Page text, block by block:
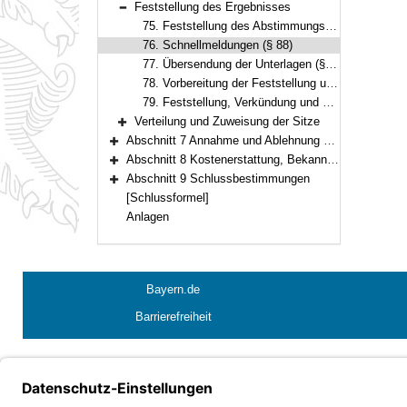
Bereich reduzieren
Feststellung des Ergebnisses
75. Feststellung des Abstimmungsergebnisses (§ 87)
76. Schnellmeldungen (§ 88)
77. Übersendung der Unterlagen (§ 89)
78. Vorbereitung der Feststellung und Verkündung des vorläufigen Wahlergebnisses (Art. 19 Abs. 3, § 90)
79. Feststellung, Verkündung und Bekanntmachung des abschließenden Wahlergebnisses (Art. 19 Abs. 3, § 92)
Bereich erweitern
Verteilung und Zuweisung der Sitze
Bereich erweitern
Abschnitt 7 Annahme und Ablehnung der Wahl
Bereich erweitern
Abschnitt 8 Kostenerstattung, Bekanntmachungen, Abstimmungsunterlagen, Statistik
Bereich erweitern
Abschnitt 9 Schlussbestimmungen
[Schlussformel]
Anlagen
Bayern.de
Barrierefreiheit